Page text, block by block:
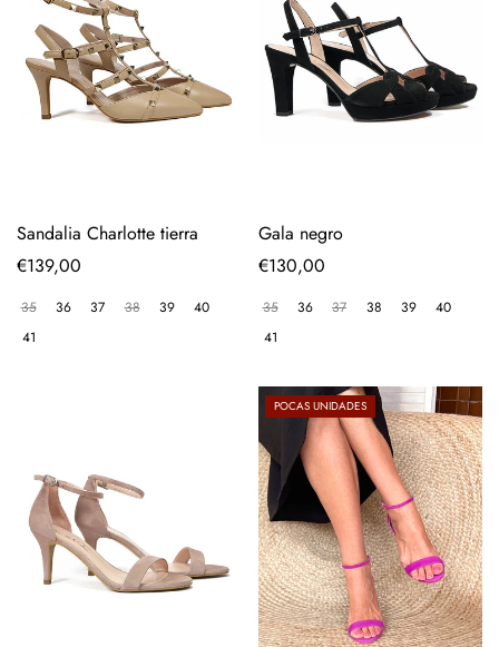
Sandalia Charlotte tierra
Precio
€139,00
35 36 37 38 39
40
41
Gala negro
Precio
€130,00
35 36 37 38 39
40
41
POCAS UNIDADES